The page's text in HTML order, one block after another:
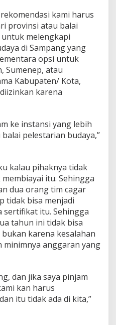
kami harus
provinsi atau balai
melengkapi
di Sampang yang
opsi untuk
Sumenep, atau
Kabupaten/ Kota,
karena
ke instansi yang lebih
pelestarian budaya,”
kalau pihaknya tidak
itu. Sehingga
dua orang tim cagar
tidak bisa menjadi
sertifikat itu. Sehingga
tahun ini tidak bisa
karena kesalahan
minimnya anggaran yang
dan jika saya pinjam
kan harus
itu tidak ada di kita,”